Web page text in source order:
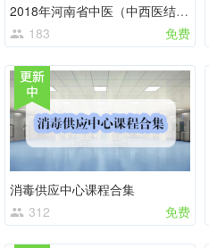
2018年河南省中医（中西医结合）医院感染管理岗位培训班
183
免费
消毒供应中心课程合集
312
免费